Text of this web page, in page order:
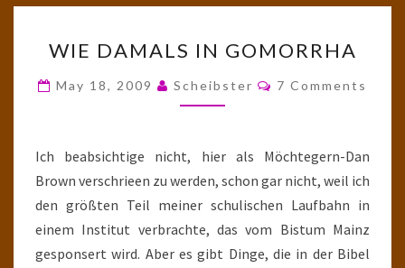
DAMALS
IN
GOMORRHA
WIE DAMALS IN GOMORRHA
May 18, 2009 Scheibster Comments
7 Comments
Ich beabsichtige nicht, hier als Möchtegern-Dan
Brown verschrieen zu werden, schon gar nicht, weil ich
den größten Teil meiner schulischen Laufbahn in
einem Institut verbrachte, das vom Bistum Mainz
gesponsert wird. Aber es gibt Dinge, die in der Bibel